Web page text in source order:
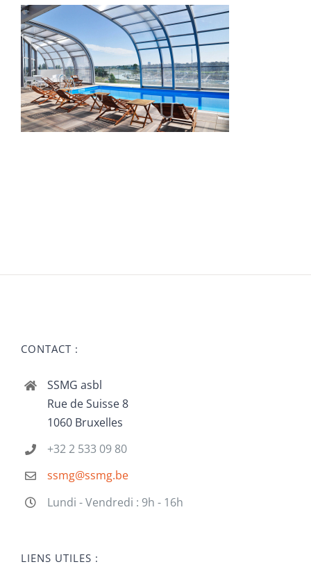
CONTACT :
SSMG asbl
Rue de Suisse 8
1060 Bruxelles
+32 2 533 09 80
ssmg@ssmg.be
Lundi - Vendredi : 9h - 16h
LIENS UTILES :